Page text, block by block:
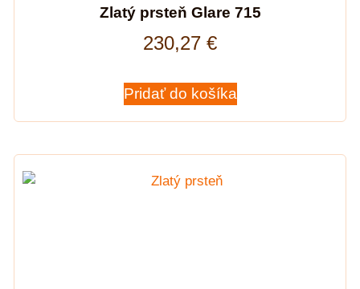
Zlatý prsteň Glare 715
230,27 €
Pridať do košíka